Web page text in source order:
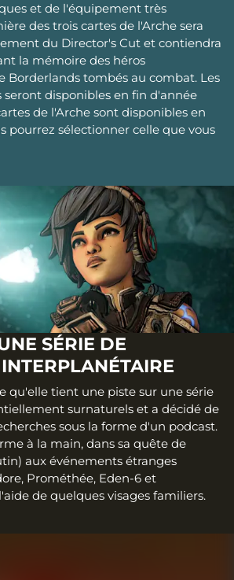
et de l'équipement très
des trois cartes de l'Arche sera
du Director's Cut et contiendra
la mémoire des héros
Borderlands tombés au combat. Les
seront disponibles en fin d'année
de l'Arche sont disponibles en
pourrez sélectionner celle que vous
SÉRIE DE
qu'elle tient une piste sur une série
surnaturels et a décidé de
sous la forme d'un podcast.
à la main, dans sa quête de
aux événements étranges
Prométhée, Eden-6 et
de quelques visages familiers.